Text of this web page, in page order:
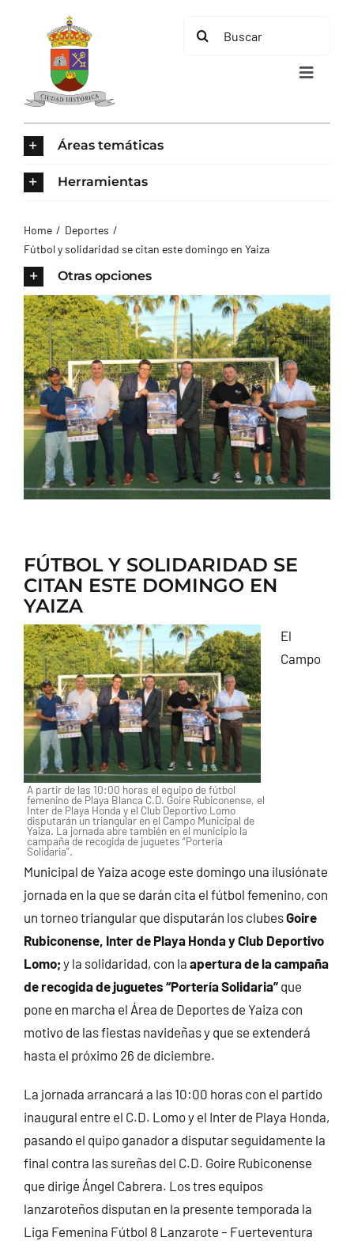
contenido
Buscar:
Toggle
AYUNTAMIENTO
TURISMO
CONTACTO
Áreas temáticas
Herramientas
Home
Deportes
Fútbol y solidaridad se citan este domingo en Yaiza
Otras opciones
FÚTBOL Y SOLIDARIDAD SE
CITAN ESTE DOMINGO EN
YAIZA
A partir de las 10:00 horas el equipo de fútbol
femenino de Playa Blanca C.D. Goire Rubiconense, el
Inter de Playa Honda y el Club Deportivo Lomo
disputarán un triangular en el Campo Municipal de
Yaiza. La jornada abre también en el municipio la
campaña de recogida de juguetes “Portería
Solidaria”.
El
Campo
Municipal de Yaiza acoge este domingo una ilusiónate
jornada en la que se darán cita el fútbol femenino, con
un torneo triangular que disputarán los clubesGoire
Rubiconense, Inter de Playa Honda y Club Deportivo
Lomo;y la solidaridad, con la apertura de la campaña
de recogida de juguetes “Portería Solidaria”que
pone en marcha el Área de Deportes de Yaiza con
motivo de las fiestas navideñas y que se extenderá
hasta el próximo 26 de diciembre.
La jornada arrancará a las 10:00 horas con el partido
inaugural entre el C.D. Lomo y el Inter de Playa Honda,
pasando el quipo ganador a disputar seguidamente la
final contra las sureñas del C.D. Goire Rubiconense
que dirige Ángel Cabrera. Los tres equipos
lanzaroteños disputan en la presente temporada la
Liga Femenina Fútbol 8 Lanzarote – Fuerteventura